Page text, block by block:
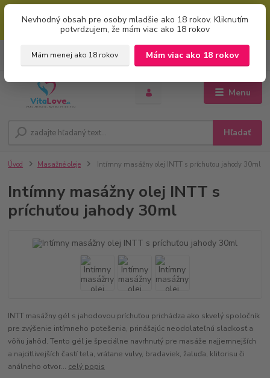
bez úvodzoviek). Zľavový kód zadajte v prvom kroku košíku zaškrtnutím
políčka: "mám zľavový kupón"
Nevhodný obsah pre osoby mladšie ako 18 rokov. Kliknutím
potvrdzujem, že mám viac ako 18 rokov
Mám menej ako 18 rokov Mám viac ako 18 rokov
Menu
Hľadať
+421 951 733 848
(Po-Pia, 8-16 hod.)
za
Úvod Masažné oleje Intímny masážny olej INTT s príchuťou jahody 30ml
Intímny masážny olej INTT s
príchuťou jahody 30ml
INTT masážny gél s jahodovou príchuťou prichádza ako skvelý spoločník
pre zvýšenie intímneho potešenia, prinášajúc neodolateľnú sladkosť a
vôňu jahôd. Tento gél je špeciálne navrhnutý pre masáže najjemnejších
a najcitlivejších častí tela, vrátane vulvy, bradaviek, žaluďa, klitorisu či
análneho otvor... celý popis